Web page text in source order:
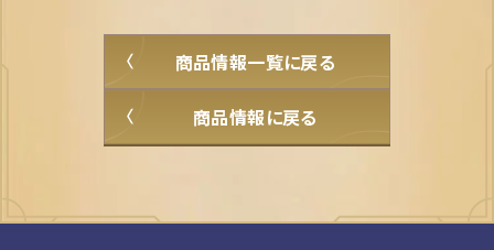
商品情報一覧に戻る
商品情報に戻る